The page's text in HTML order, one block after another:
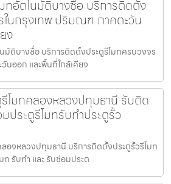
ทอัตโนมัติบางซื่อ บริการติดตั้ง
ในกรุงเทพ ปริมณฑ ภาคตะวัน
ง
มัติบางซื่อ บริการติดตั้งประตูรีโมทครบวงจร
นออก และพื้นที่ใกล้เคียง
โมทคลองหลวงปทุมธานี รับติด
ประตูรีโมทรับทำประตูรั้ว
องหลวงปทุมธานี บริการติดตั้งประตูรั้วรีโมท
ท รับทำ และ รับซ่อมประต